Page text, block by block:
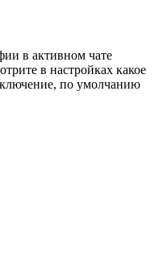
в активном чате
в настройках какое
по умолчанию